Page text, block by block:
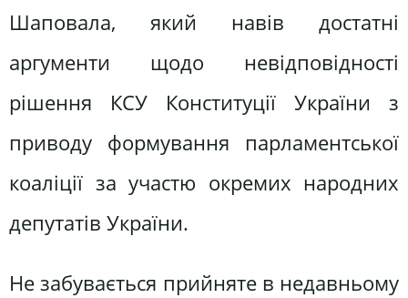
Шаповала, який навів до­статні
аргументи щодо невідповідно­сті
рішення КСУ Конституції України з
приводу формування парламент­ської
коаліції за участю окремих на­родних
депутатів України.
Не забувається прийняте в недав­ньому